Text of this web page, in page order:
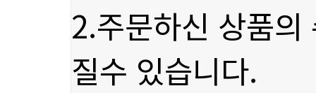
질수 있습니다.